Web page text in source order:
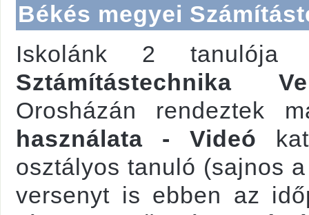
Békés megyei
Iskolánk 2
Sztámítástechnika
Orosházán rendeztek
használata - Videó
osztályos tanuló (sajnos
versenyt is ebben az